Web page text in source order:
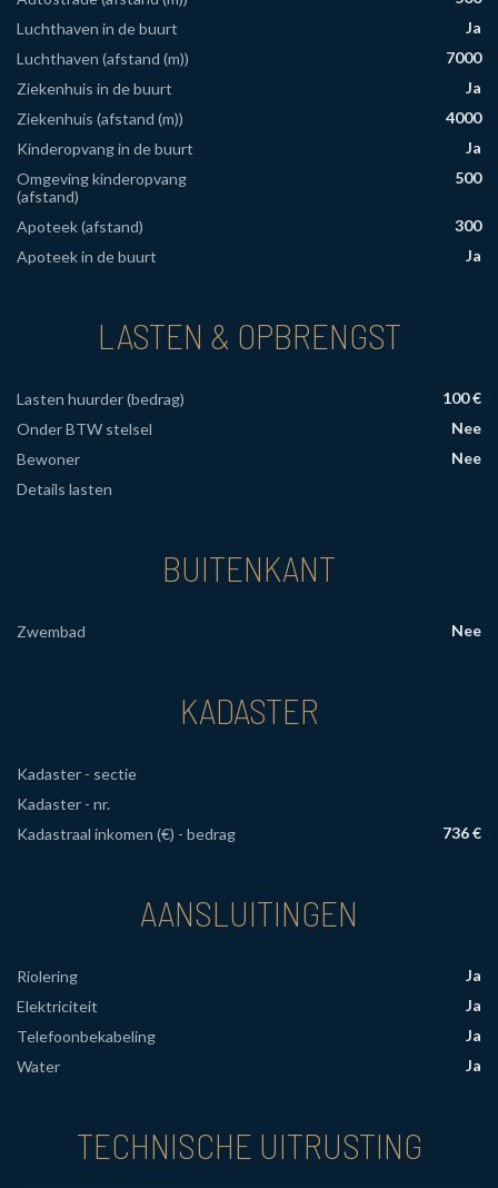
Luchthaven in de buurt
Ja
Luchthaven (afstand (m))
7000
Ziekenhuis in de buurt
Ja
Ziekenhuis (afstand (m))
4000
Kinderopvang in de buurt
Ja
Omgeving kinderopvang
(afstand)
500
Apoteek (afstand)
300
Apoteek in de buurt
Ja
LASTEN & OPBRENGST
Lasten huurder (bedrag)
100 €
Onder BTW stelsel
Nee
Bewoner
Nee
Details lasten
BUITENKANT
Zwembad Nee
KADASTER
Kadaster - sectie
Kadaster - nr.
Kadastraal inkomen (€) - bedrag
736 €
AANSLUITINGEN
Riolering
Ja
Elektriciteit
Ja
Telefoonbekabeling
Ja
Water
Ja
TECHNISCHE UITRUSTING